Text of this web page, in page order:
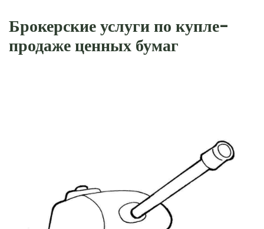
Брокерские услуги по купле-
продаже ценных бумаг